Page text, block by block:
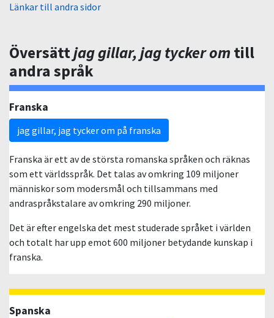
Länkar till andra sidor
Översättjag gillar, jag tycker om till
andra språk
Franska
jag gillar, jag tycker om på franska
Franska är ett av de största romanska språken och räknas
som ett världsspråk. Det talas av omkring 109 miljoner
människor som modersmål och tillsammans med
andraspråkstalare av omkring 290 miljoner.
Det är efter engelska det mest studerade språket i världen
och totalt har upp emot 600 miljoner betydande kunskap i
franska.
Spanska